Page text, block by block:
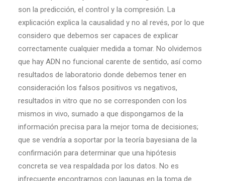
son la predicción, el control y la compresión. La
explicación explica la causalidad y no al revés, por lo que
considero que debemos ser capaces de explicar
correctamente cualquier medida a tomar. No olvidemos
que hay ADN no funcional carente de sentido, así como
resultados de laboratorio donde debemos tener en
consideración los falsos positivos vs negativos,
resultados in vitro que no se corresponden con los
mismos in vivo, sumado a que dispongamos de la
información precisa para la mejor toma de decisiones;
que se vendría a soportar por la teoría bayesiana de la
confirmación para determinar que una hipótesis
concreta se vea respaldada por los datos. No es
infrecuente encontrarnos con lagunas en la toma de